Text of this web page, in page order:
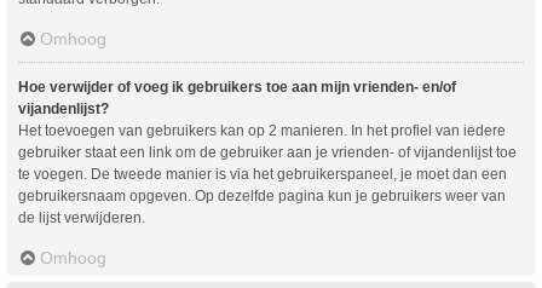
Omhoog
Hoe verwijder of voeg ik gebruikers toe aan mijn vrienden- en/of
vijandenlijst?
Het toevoegen van gebruikers kan op 2 manieren. In het profiel van iedere
gebruiker staat een link om de gebruiker aan je vrienden- of vijandenlijst toe
te voegen. De tweede manier is via het gebruikerspaneel, je moet dan een
gebruikersnaam opgeven. Op dezelfde pagina kun je gebruikers weer van
de lijst verwijderen.
Omhoog